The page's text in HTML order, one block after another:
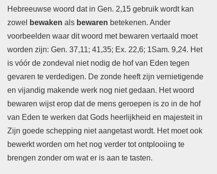
Hebreeuwse woord dat in Gen. 2,15 gebruik wordt kan
zowel
bewaken als bewaren betekenen. Ander
voorbeelden waar dit woord met bewaren vertaald moet
worden zijn: Gen. 37,11; 41,35; Ex. 22,6; 1Sam. 9,24. Het
is vóór de zondeval niet nodig de hof van Eden tegen
gevaren te verdedigen. De zonde heeft zijn vernietigende
en vijandig makende werk nog niet gedaan. Het woord
bewaren wijst erop dat de mens geroepen is zo in de hof
van Eden te werken dat Gods heerlijkheid en majesteit in
Zijn goede schepping niet aangetast wordt. Het moet ook
bewerkt worden om het nog verder tot ontplooiing te
brengen zonder om wat er is aan te tasten.